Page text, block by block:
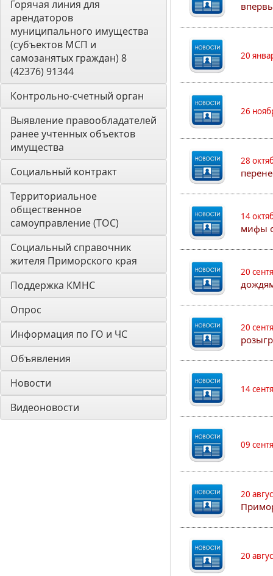
Горячая линия для
арендаторов
муниципального имущества
(субъектов МСП и
самозанятых граждан) 8
(42376) 91344
Контрольно-счетный орган
Выявление правообладателей
ранее учтенных объектов
имущества
Социальный контракт
Территориальное
общественное
самоуправление (ТОС)
Социальный справочник
жителя Приморского края
Поддержка КМНС
Опрос
Информация по ГО и ЧС
Объявления
Новости
Видеоновости
20
26
28
14
мифы
20
20
14
09
20
20